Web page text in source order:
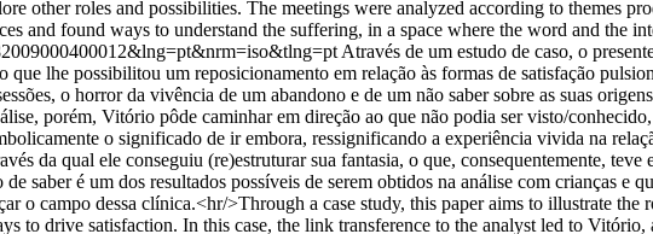
other roles and possibilities. The meetings were analyzed according to themes
and found ways to understand the suffering, in a space where the word and the
Através de um estudo de caso, o
lhe possibilitou um reposicionamento em relação às formas de satisfação
o horror da vivência de um abandono e de um não saber sobre as suas
porém, Vitório pôde caminhar em direção ao que não podia ser visto/
o significado de ir embora, ressignificando a experiência vivida na
da qual ele conseguiu (re)estruturar sua fantasia, o que, consequentemente, teve
saber é um dos resultados possíveis de serem obtidos na análise com crianças e
o campo dessa clínica.<hr/>Through a case study, this paper aims to illustrate
to drive satisfaction. In this case, the link transference to the analyst led to